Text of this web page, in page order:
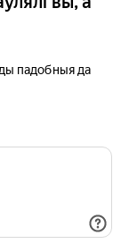
падобныя да